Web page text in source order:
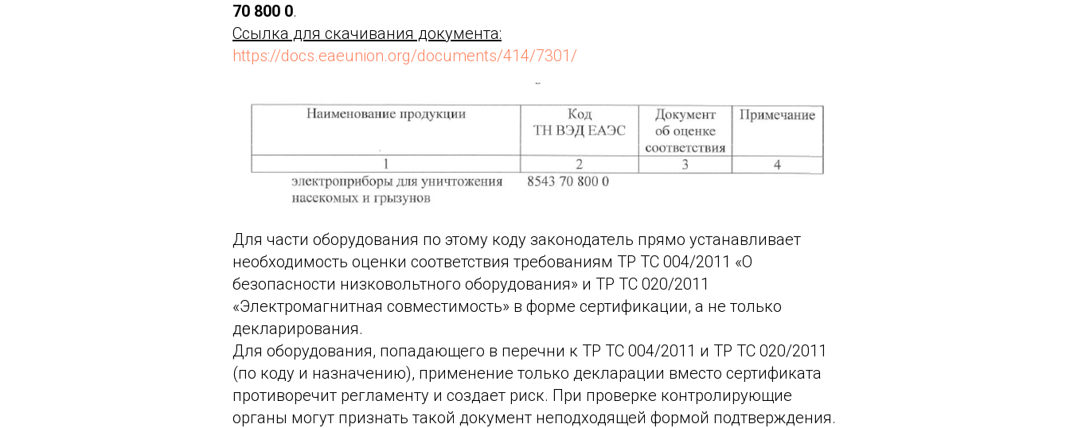
70 800 0.
Ссылка для скачивания документа:
https://docs.eaeunion.org/documents/414/7301/
Для части оборудования по этому коду законодатель прямо устанавливает
необходимость оценки соответствия требованиям ТР ТС 004/2011 «О
безопасности низковольтного оборудования» и ТР ТС 020/2011
«Электромагнитная совместимость» в форме сертификации, а не только
декларирования.
Для оборудования, попадающего в перечни к ТР ТС 004/2011 и ТР ТС 020/2011
(по коду и назначению), применение только декларации вместо сертификата
противоречит регламенту и создает риск. При проверке контролирующие
органы могут признать такой документ неподходящей формой подтверждения.